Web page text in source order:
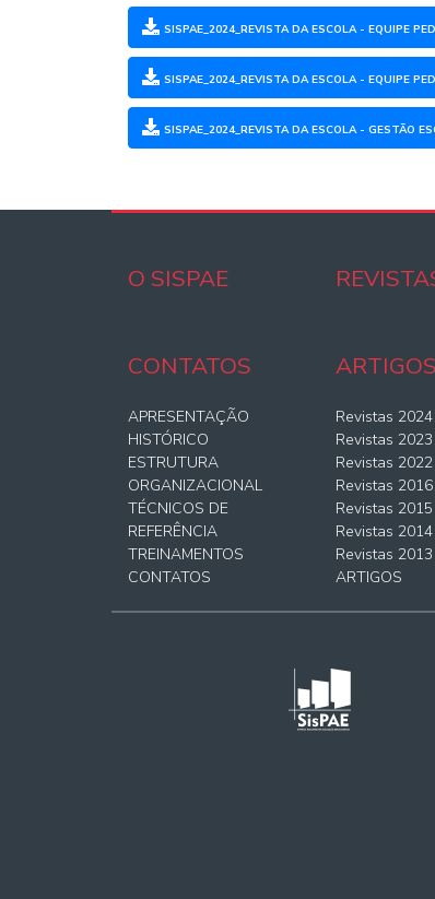
SISPAE_2024_REVISTA DA ESCOLA - EQUIPE
SISPAE_2024_REVISTA DA ESCOLA - EQUIPE
SISPAE_2024_REVISTA DA ESCOLA - GESTÃO
O SISPAE
CONTATOS
ARTIGOS
APRESENTAÇÃO
HISTÓRICO
ESTRUTURA
ORGANIZACIONAL
TÉCNICOS DE
REFERÊNCIA
TREINAMENTOS
Revistas 2024
Revistas 2023
Revistas 2022
Revistas 2016
Revistas 2015
Revistas 2014
Revistas 2013
CONTATOS ARTIGOS